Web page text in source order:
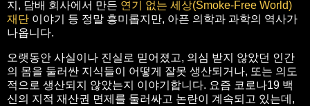
지, 담배 회사에서 만든 연기 없는 세상(Smoke-Free World)
재단 이야기 등 정말 흥미롭지만, 아픈 의학과 과학의 역사가
나옵니다.
오랫동안 사실이나 진실로 믿어졌고, 의심 받지 않았던 인간
의 몸을 둘러싼 지식들이 어떻게 잘못 생산되거나, 또는 의도
적으로 생산되지 않았는지 이야기합니다. 요즘 코로나19 백
신의 지적 재산권 면제를 둘러싸고 논란이 계속되고 있는데,